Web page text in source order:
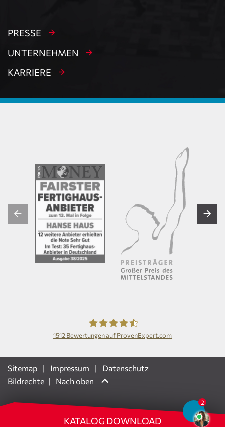
KATALOG DOWNLOAD
PRESSE
UNTERNEHMEN
KARRIERE
1512Bewertungen auf ProvenExpert.com
Sitemap Impressum
Datenschutz
Bildrechte
Nach oben